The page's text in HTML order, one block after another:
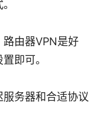
由器VPN是好
即可。
务器和合适协议